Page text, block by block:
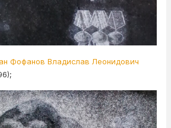
Фофанов Владислав Леонидович